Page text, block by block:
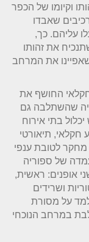
וקיומו של הכפר
שאבדו
עליהם. כך,
את זהותו
את המרחב
חקלאי החושף את
שהשתלבה גם
בתי אירוח
חקלאי, תיאורטי
מחקר לטובת ענפי
של ספוריה
אופנים: ראשית,
ושרידים
על מסורת
במרחב הנוכחי